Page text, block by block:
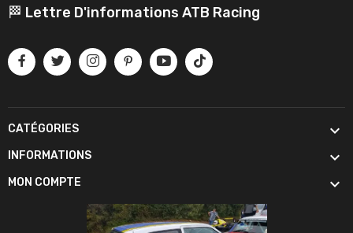
🏁 Lettre D'informations ATB Racing
CATÉGORIES 
INFORMATIONS 
MON COMPTE 